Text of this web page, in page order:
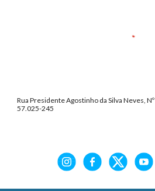
Rua Presidente Agostinho da Silva Neves,
57.025-245